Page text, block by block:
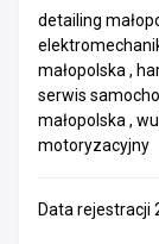
detailing
małopolska ,
serwis
małopolska ,
motoryzacyjny
Data rejestracji